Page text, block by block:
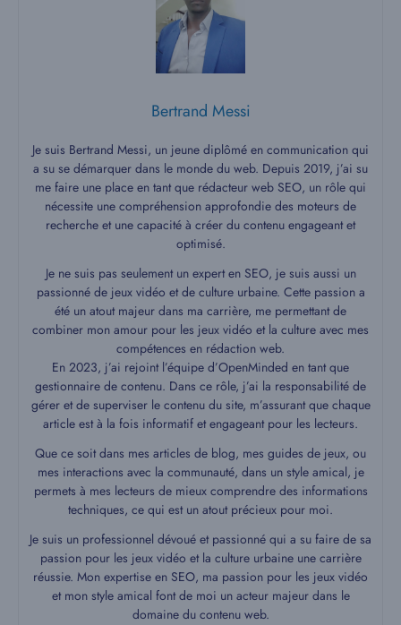
Bertrand Messi
Je suis Bertrand Messi, un jeune diplômé en communication qui
a su se démarquer dans le monde du web. Depuis 2019, j’ai su
me faire une place en tant que rédacteur web SEO, un rôle qui
nécessite une compréhension approfondie des moteurs de
recherche et une capacité à créer du contenu engageant et
optimisé.
Je ne suis pas seulement un expert en SEO, je suis aussi un
passionné de jeux vidéo et de culture urbaine. Cette passion a
été un atout majeur dans ma carrière, me permettant de
combiner mon amour pour les jeux vidéo et la culture avec mes
compétences en rédaction web.
En 2023, j’ai rejoint l’équipe d’OpenMinded en tant que
gestionnaire de contenu. Dans ce rôle, j’ai la responsabilité de
gérer et de superviser le contenu du site, m’assurant que chaque
article est à la fois informatif et engageant pour les lecteurs.
Que ce soit dans mes articles de blog, mes guides de jeux, ou
mes interactions avec la communauté, dans un style amical, je
permets à mes lecteurs de mieux comprendre des informations
techniques, ce qui est un atout précieux pour moi.
Je suis un professionnel dévoué et passionné qui a su faire de sa
passion pour les jeux vidéo et la culture urbaine une carrière
réussie. Mon expertise en SEO, ma passion pour les jeux vidéo
et mon style amical font de moi un acteur majeur dans le
domaine du contenu web.